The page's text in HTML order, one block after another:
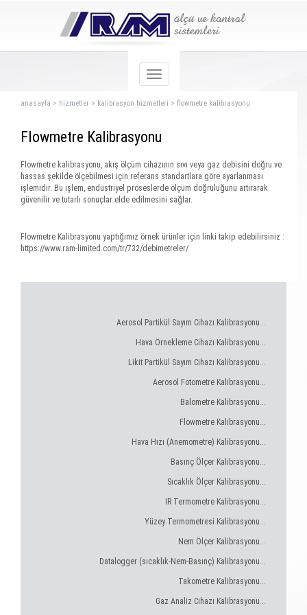
anasayfa > hizmetler > kalibrasyon hizmetleri > flowmetre kalibrasyonu
Flowmetre Kalibrasyonu
Flowmetre kalibrasyonu, akış ölçüm cihazının sıvı veya gaz debisini doğru ve
hassas şekilde ölçebilmesi için referans standartlara göre ayarlanması
işlemidir. Bu işlem, endüstriyel proseslerde ölçüm doğruluğunu artırarak
güvenilir ve tutarlı sonuçlar elde edilmesini sağlar.
Flowmetre Kalibrasyonu yaptığımız örnek ürünler için linki takip edebilirsiniz :
https://www.ram-limited.com/tr/732/debimetreler/
Aerosol Partikül Sayım Cihazı Kalibrasyonu...
Hava Örnekleme Cihazı Kalibrasyonu...
Likit Partikül Sayım Cihazı Kalibrasyonu...
Aerosol Fotometre Kalibrasyonu...
Balometre Kalibrasyonu...
Flowmetre Kalibrasyonu...
Hava Hızı (Anemometre) Kalibrasyonu...
Basınç Ölçer Kalibrasyonu...
Sıcaklık Ölçer Kalibrasyonu...
IR Termometre Kalibrasyonu...
Yüzey Termometresi Kalibrasyonu...
Nem Ölçer Kalibrasyonu...
Datalogger (sıcaklık-Nem-Basınç) Kalibrasyonu...
Takometre Kalibrasyonu...
Gaz Analiz Cihazı Kalibrasyonu...